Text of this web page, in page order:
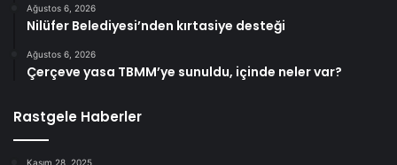
Ağustos 6, 2026
Nilüfer Belediyesi’nden kırtasiye desteği
Ağustos 6, 2026
Çerçeve yasa TBMM’ye sunuldu, içinde neler var?
Rastgele Haberler
Kasım 28, 2025